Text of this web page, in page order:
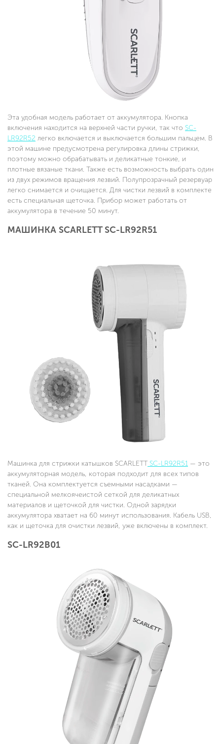
Эта удобная модель работает от аккумулятора. Кнопка
включения находится на верхней части ручки, так что SC-
LR92R52 легко включается и выключается большим пальцем. В
этой машине предусмотрена регулировка длины стрижки,
поэтому можно обрабатывать и деликатные тонкие, и
плотные вязаные ткани. Также есть возможность выбрать один
из двух режимов вращения лезвий. Полупрозрачный резервуар
легко снимается и очищается. Для чистки лезвий в комплекте
есть специальная щеточка. Прибор может работать от
аккумулятора в течение 50 минут.
МАШИНКА SCARLETT SC-LR92R51
Машинка для стрижки катышков SCARLETT SC-LR92R51 — это
аккумуляторная модель, которая подходит для всех типов
тканей. Она комплектуется съемными насадками —
специальной мелкоячеистой сеткой для деликатных
материалов и щеточкой для чистки. Одной зарядки
аккумулятора хватает на 60 минут использования. Кабель USB,
как и щеточка для очистки лезвий, уже включены в комплект.
SC-LR92B01